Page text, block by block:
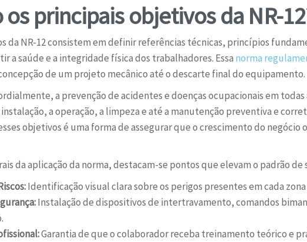
os principais objetivos da NR-
da NR-12 consistem em definir referências técnicas, princípios
a saúde e a integridade física dos trabalhadores. Essa norma
de um projeto mecânico até o descarte final do equipamento.
a prevenção de acidentes e doenças ocupacionais em todas
a operação, a limpeza e até a manutenção preventiva e
objetivos é uma forma de assegurar que o crescimento do negócio
da aplicação da norma, destacam-se pontos que elevam o padrão
Identificação visual clara sobre os perigos presentes em cada
Instalação de dispositivos de intertravamento, comandos
Garantia de que o colaborador receba treinamento teórico e